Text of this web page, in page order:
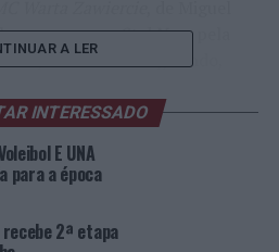
e venceu oStal Nysa
19, 25-17 e 25-15), sendo,
O distribuidor da
7 dos melhores no serviço
desportivas, devido à
A LER
INTERESSADO
E UNA
para a época
2ª etapa